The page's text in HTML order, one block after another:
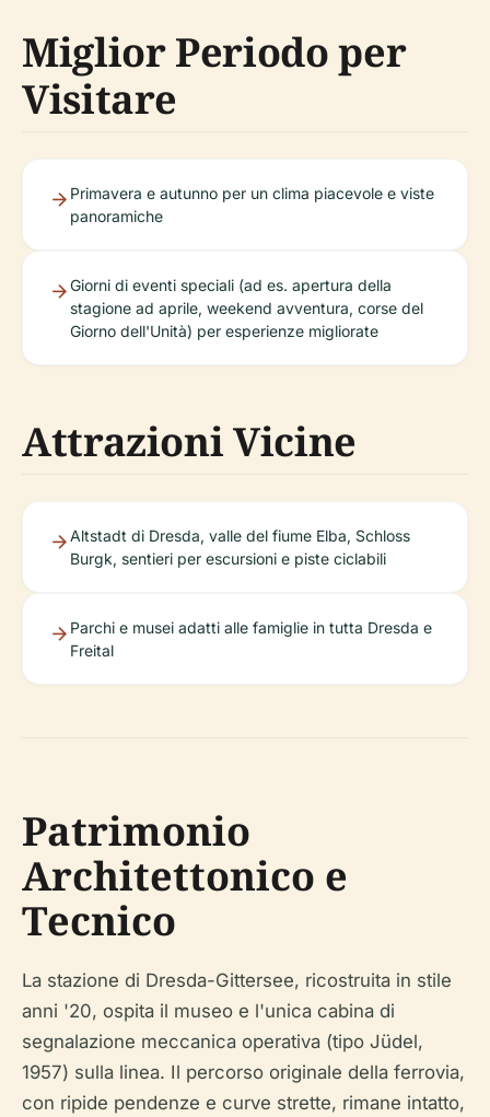
Miglior Periodo per
Visitare
Primavera e autunno per un clima piacevole e viste
panoramiche
Giorni di eventi speciali (ad es. apertura della
stagione ad aprile, weekend avventura, corse del
Giorno dell'Unità) per esperienze migliorate
Attrazioni Vicine
Altstadt di Dresda, valle del fiume Elba, Schloss
Burgk, sentieri per escursioni e piste ciclabili
Parchi e musei adatti alle famiglie in tutta Dresda e
Freital
Patrimonio
Architettonico e
Tecnico
La stazione di Dresda-Gittersee, ricostruita in stile
anni '20, ospita il museo e l'unica cabina di
segnalazione meccanica operativa (tipo Jüdel,
1957) sulla linea. Il percorso originale della ferrovia,
con ripide pendenze e curve strette, rimane intatto,